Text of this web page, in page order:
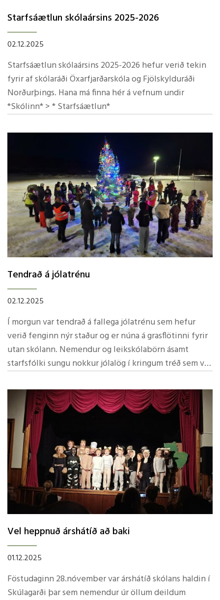
Starfsáætlun skólaársins 2025-2026
02.12.2025
Starfsáætlun skólaársins 2025-2026 hefur verið tekin
fyrir af skólaráði Öxarfjarðarskóla og Fjölskylduráði
Norðurþings. Hana má finna hér á vefnum undir
*Skólinn* > * Starfsáætlun*
Tendrað á jólatrénu
02.12.2025
Í morgun var tendrað á fallega jólatrénu sem hefur
verið fenginn nýr staður og er núna á grasflötinni fyrir
utan skólann. Nemendur og leikskólabörn ásamt
starfsfólki sungu nokkur jólalög í kringum tréð sem var
Vel heppnuð árshátíð að baki
01.12.2025
Föstudaginn 28.nóvember var árshátíð skólans haldin í
Skúlagarði þar sem nemendur úr öllum deildum